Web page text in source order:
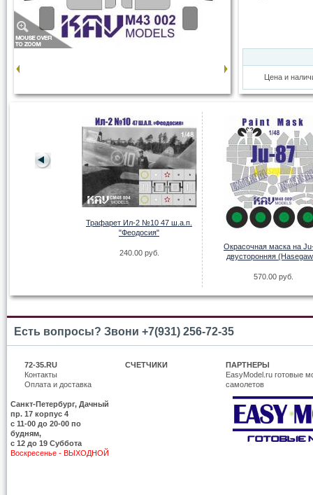
Цена и
Трафарет Ил-2 №10 47 ш.а.п.
"Феодосия"
240.00 руб.
Окрасочная маска на
двусторонняя
570.00 руб.
Есть вопросы? Звони +7(931) 256-72-35
72-35.RU
Контакты
Оплата и доставка
Санкт-Петербург, Дачный
пр. 17 корпус 4
c 11-00 до 20-00 по
будням,
с 12 до 19 Суббота
Воскресенье - ВЫХОДНОЙ
СЧЕТЧИКИ
ПАРТНЕРЫ
EasyModel.ru готовые
самолетов